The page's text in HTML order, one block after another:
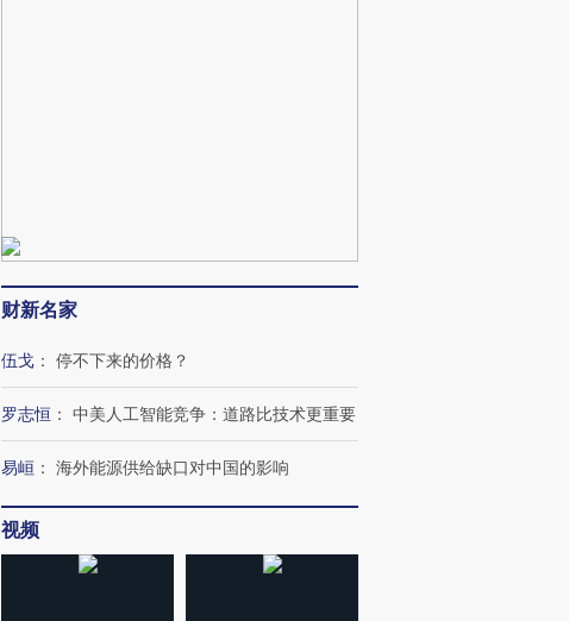
财新名家
伍戈 ： 停不下来的价格？
罗志恒 ： 中美人工智能竞争：道路比技术更重要
易峘 ： 海外能源供给缺口对中国的影响
视频